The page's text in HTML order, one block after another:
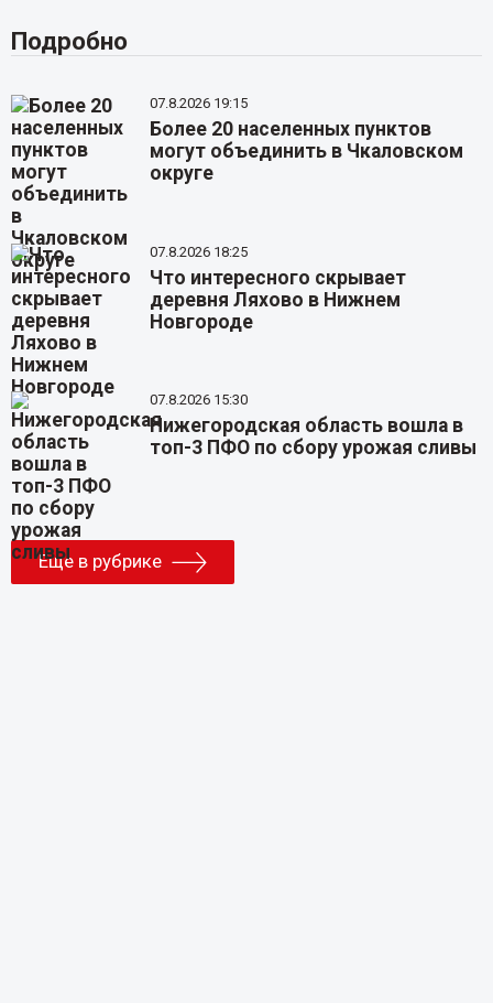
Подробно
07.8.2026 19:15
Более 20 населенных пунктов
могут объединить в Чкаловском
округе
07.8.2026 18:25
Что интересного скрывает
деревня Ляхово в Нижнем
Новгороде
07.8.2026 15:30
Нижегородская область вошла в
топ-3 ПФО по сбору урожая сливы
Еще в рубрике